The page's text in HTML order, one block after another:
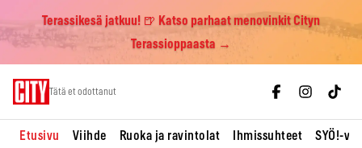
Terassikesä jatkuu! 🍺 Katso parhaat menovinkit Cityn
Terassioppaasta →
Tätä et odottanut
Etusivu Viihde Ruoka ja ravintolat Ihmissuhteet SYÖ!-